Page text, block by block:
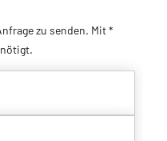
zu senden. Mit *